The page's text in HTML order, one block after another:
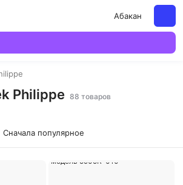
Абакан
Philippe 88 товаров
Сначала популярное